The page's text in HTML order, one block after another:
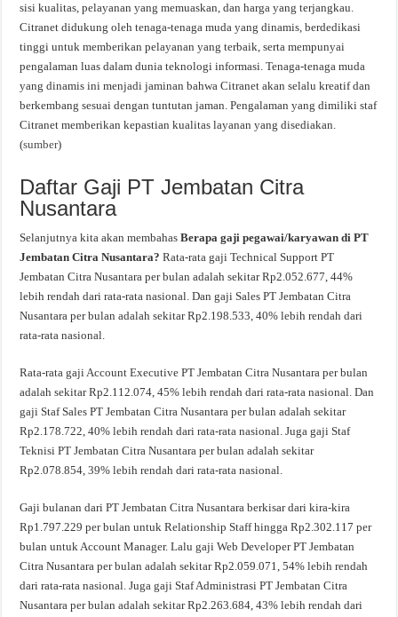
sisi kualitas, pelayanan yang memuaskan, dan harga yang terjangkau.
Citranet didukung oleh tenaga-tenaga muda yang dinamis, berdedikasi
tinggi untuk memberikan pelayanan yang terbaik, serta mempunyai
pengalaman luas dalam dunia teknologi informasi. Tenaga-tenaga muda
yang dinamis ini menjadi jaminan bahwa Citranet akan selalu kreatif dan
berkembang sesuai dengan tuntutan jaman. Pengalaman yang dimiliki staf
Citranet memberikan kepastian kualitas layanan yang disediakan.
(sumber)
Daftar Gaji PT Jembatan Citra
Nusantara
Selanjutnya kita akan membahasBerapa gaji pegawai/karyawan di PT
Jembatan Citra Nusantara?Rata-rata gaji Technical Support PT
Jembatan Citra Nusantara per bulan adalah sekitar Rp2.052.677, 44%
lebih rendah dari rata-rata nasional. Dan gaji Sales PT Jembatan Citra
Nusantara per bulan adalah sekitar Rp2.198.533, 40% lebih rendah dari
rata-rata nasional.
Rata-rata gaji Account Executive PT Jembatan Citra Nusantara per bulan
adalah sekitar Rp2.112.074, 45% lebih rendah dari rata-rata nasional. Dan
gaji Staf Sales PT Jembatan Citra Nusantara per bulan adalah sekitar
Rp2.178.722, 40% lebih rendah dari rata-rata nasional. Juga gaji Staf
Teknisi PT Jembatan Citra Nusantara per bulan adalah sekitar
Rp2.078.854, 39% lebih rendah dari rata-rata nasional.
Gaji bulanan dari PT Jembatan Citra Nusantara berkisar dari kira-kira
Rp1.797.229 per bulan untuk Relationship Staff hingga Rp2.302.117 per
bulan untuk Account Manager. Lalu gaji Web Developer PT Jembatan
Citra Nusantara per bulan adalah sekitar Rp2.059.071, 54% lebih rendah
dari rata-rata nasional. Juga gaji Staf Administrasi PT Jembatan Citra
Nusantara per bulan adalah sekitar Rp2.263.684, 43% lebih rendah dari